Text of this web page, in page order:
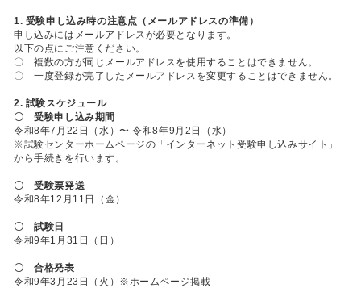
1. 受験申し込み時の注意点（メールアドレスの準備）
申し込みにはメールアドレスが必要となります。
以下の点にご注意ください。
〇 複数の方が同じメールアドレスを使用することはできません。
〇 一度登録が完了したメールアドレスを変更することはできません。
2. 試験スケジュール
〇 受験申し込み期間
令和8年7月22日（水）〜 令和8年9月2日（水）
※試験センターホームページの「インターネット受験申し込みサイト」
から手続きを行います。
〇 受験票発送
令和8年12月11日（金）
〇 試験日
令和9年1月31日（日）
〇 合格発表
令和9年3月23日（火）※ホームページ掲載